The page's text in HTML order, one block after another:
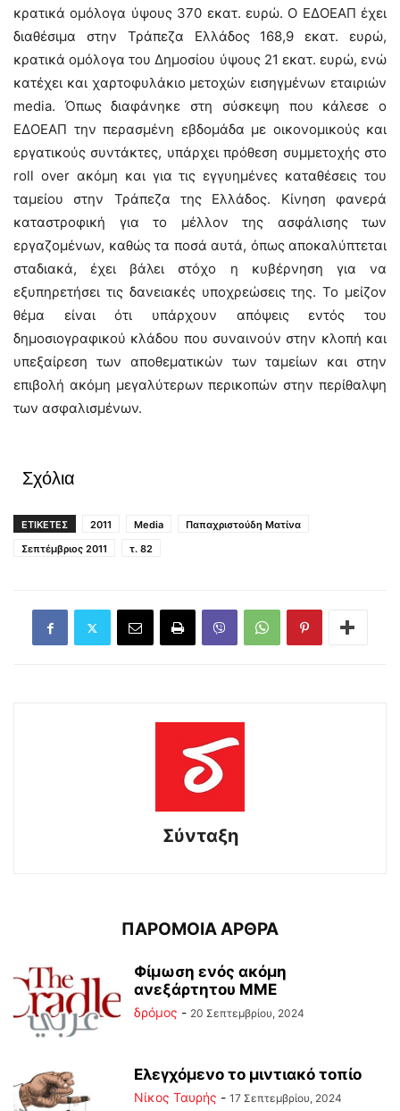
κρατικά ομόλογα ύψους 370 εκατ. ευρώ. Ο ΕΔΟΕΑΠ έχει
διαθέσιμα στην Τράπεζα Ελλάδος 168,9 εκατ. ευρώ,
κρατικά ομόλογα του Δημοσίου ύψους 21 εκατ. ευρώ, ενώ
κατέχει και χαρτοφυλάκιο μετοχών εισηγμένων εταιριών
media. Όπως διαφάνηκε στη σύσκεψη που κάλεσε ο
ΕΔΟΕΑΠ την περασμένη εβδομάδα με οικονομικούς και
εργατικούς συντάκτες, υπάρχει πρόθεση συμμετοχής στο
roll over ακόμη και για τις εγγυημένες καταθέσεις του
ταμείου στην Τράπεζα της Ελλάδος. Κίνηση φανερά
καταστροφική για το μέλλον της ασφάλισης των
εργαζομένων, καθώς τα ποσά αυτά, όπως αποκαλύπτεται
σταδιακά, έχει βάλει στόχο η κυβέρνηση για να
εξυπηρετήσει τις δανειακές υποχρεώσεις της. Το μείζον
θέμα είναι ότι υπάρχουν απόψεις εντός του
δημοσιογραφικού κλάδου που συναινούν στην κλοπή και
υπεξαίρεση των αποθεματικών των ταμείων και στην
επιβολή ακόμη μεγαλύτερων περικοπών στην περίθαλψη
των ασφαλισμένων.
Σχόλια
ΕΤΙΚΕΤΕΣ 2011 Media
Παπαχριστούδη Ματίνα
Σεπτέμβριος 2011
τ. 82
Σύνταξη
ΠΑΡΟΜΟΙΑ ΑΡΘΡΑ
Φίμωση ενός ακόμη
ανεξάρτητου ΜΜΕ
δρόμος - 20 Σεπτεμβρίου, 2024
Ελεγχόμενο το μιντιακό τοπίο
Νίκος Ταυρής - 17 Σεπτεμβρίου, 2024